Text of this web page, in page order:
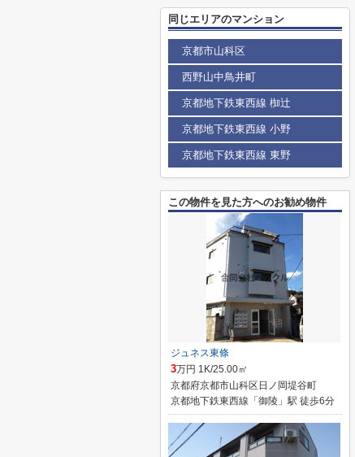
同じエリアのマンション
京都市山科区
西野山中鳥井町
京都地下鉄東西線 椥辻
京都地下鉄東西線 小野
京都地下鉄東西線 東野
この物件を見た方へのお勧め物件
ジュネス東條
3万円 1K/25.00㎡
京都府京都市山科区日ノ岡堤谷町
京都地下鉄東西線「御陵」駅 徒歩6分